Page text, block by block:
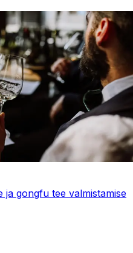
ja gongfu tee valmistamise